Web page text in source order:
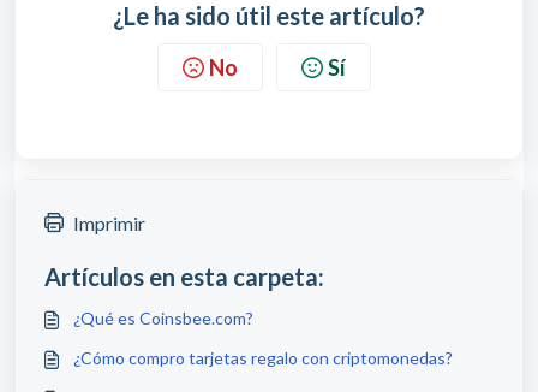
¿Le ha sido útil este artículo?
No Sí
Imprimir
Artículos en esta carpeta:
¿Qué es Coinsbee.com?
¿Cómo compro tarjetas regalo con criptomonedas?